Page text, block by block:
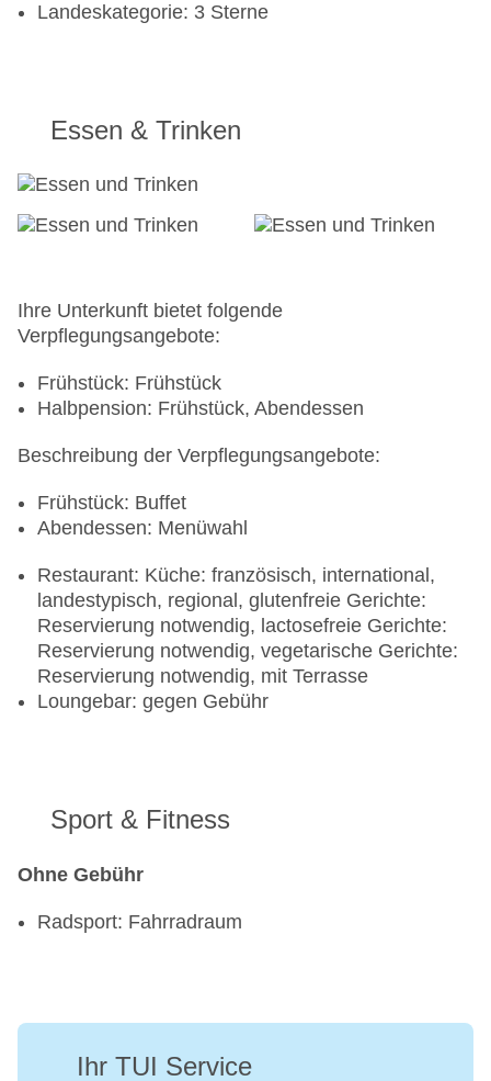
Landeskategorie: 3 Sterne
Essen & Trinken
Ihre Unterkunft bietet folgende
Verpflegungsangebote:
Frühstück: Frühstück
Halbpension: Frühstück, Abendessen
Beschreibung der Verpflegungsangebote:
Frühstück: Buffet
Abendessen: Menüwahl
Restaurant: Küche: französisch, international,
landestypisch, regional, glutenfreie Gerichte:
Reservierung notwendig, lactosefreie Gerichte:
Reservierung notwendig, vegetarische Gerichte:
Reservierung notwendig, mit Terrasse
Loungebar: gegen Gebühr
Sport & Fitness
Ohne Gebühr
Radsport: Fahrradraum
Ihr TUI Service